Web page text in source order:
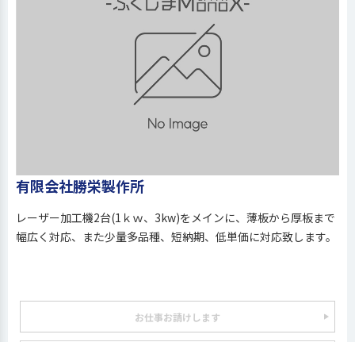
有限会社勝栄製作所
レーザー加工機2台(1ｋｗ、3kw)をメインに、薄板から厚板まで
幅広く対応、また少量多品種、短納期、低単価に対応致します。
お仕事お請けします